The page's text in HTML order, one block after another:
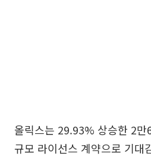
올릭스는 29.93% 상승한 2
규모 라이선스 계약으로 기대